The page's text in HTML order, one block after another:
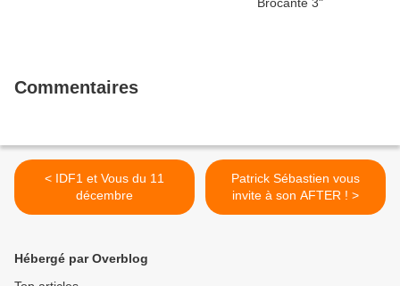
Commentaires
< IDF1 et Vous du 11
décembre
Patrick Sébastien vous
invite à son AFTER ! >
Hébergé par Overblog